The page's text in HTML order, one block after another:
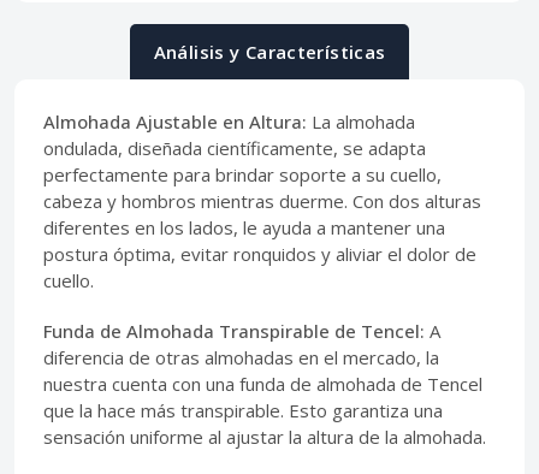
Análisis y Características
Almohada Ajustable en Altura: La almohada
ondulada, diseñada científicamente, se adapta
perfectamente para brindar soporte a su cuello,
cabeza y hombros mientras duerme. Con dos alturas
diferentes en los lados, le ayuda a mantener una
postura óptima, evitar ronquidos y aliviar el dolor de
cuello.
Funda de Almohada Transpirable de Tencel: A
diferencia de otras almohadas en el mercado, la
nuestra cuenta con una funda de almohada de Tencel
que la hace más transpirable. Esto garantiza una
sensación uniforme al ajustar la altura de la almohada.